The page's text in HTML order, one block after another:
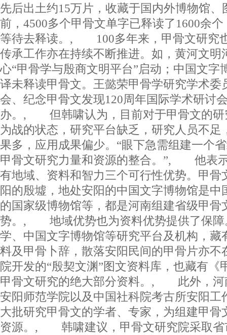
先后出土约15万片，收藏于国内外博物馆、
前，4500多个甲骨文单字已释读了1600余
等待去释读。, 100多年来，甲骨文研究
传承工作亦在持续不断推进。如，黄河文明
心“甲骨学与殷商文明平台”启动；中国文字
译未释读甲骨文。王懿荣甲骨学研究学术委
会、纪念甲骨文发现120周年国际学术研讨
办。, 但韩啸认为，目前对于甲骨文的研
为战的状态，研究平台缺乏，研究人员不足
果多，应用成果偏少。“眼下急需组建一个
甲骨文研究力量和资源的整合。”, 他表
有地域、资料和智力三个可行性优势。甲骨
阳的殷墟，地处安阳的中国文字博物馆是中
的国家级博物馆等，都是河南组建省级甲骨
势。, 地域优势也为资料优势提供了保障
学、中国文字博物馆等研究平台及机构，藏
料及甲骨卜辞，散落安阳民间的甲骨片亦不
院开发的“殷契文渊”图文资料库，也藏有《
甲骨文研究的绝大部分资料。, 此外，河
安阳师范学院以及中国社科院考古所安阳工
大批研究甲骨文的学者、专家，为组建甲骨
资源。, 韩啸建议，甲骨文研究院采取省